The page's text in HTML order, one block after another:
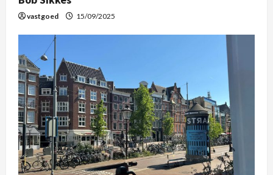
vastgoed 15/09/2025